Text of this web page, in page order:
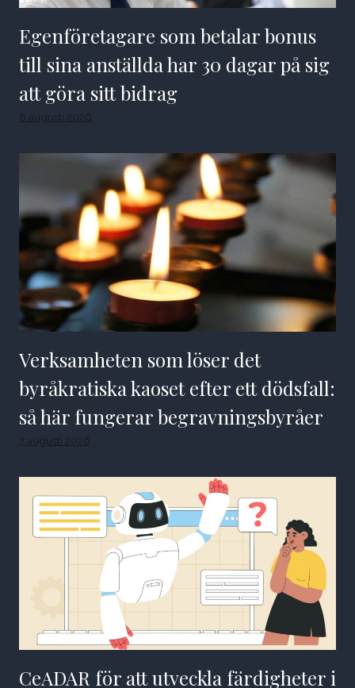
Egenföretagare som betalar bonus
till sina anställda har 30 dagar på sig
att göra sitt bidrag
8 augusti 2026
Verksamheten som löser det
byråkratiska kaoset efter ett dödsfall:
så här fungerar begravningsbyråer
7 augusti 2026
CeADAR för att utveckla färdigheter i